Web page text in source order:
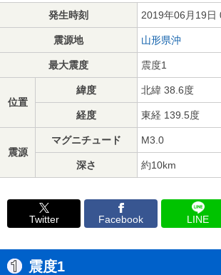
発生時刻 2019年06月19日
震源地 山形県沖
最大震度 震度1
位置
緯度 北緯 38.6度
経度 東経 139.5度
震源
マグニチュード M3.0
深さ 約10km
Twitter Facebook LINE
震度1